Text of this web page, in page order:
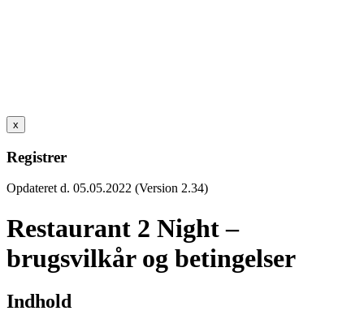
x
Registrer
Opdateret d. 05.05.2022 (Version 2.34)
Restaurant 2 Night –
brugsvilkår og betingelser
Indhold